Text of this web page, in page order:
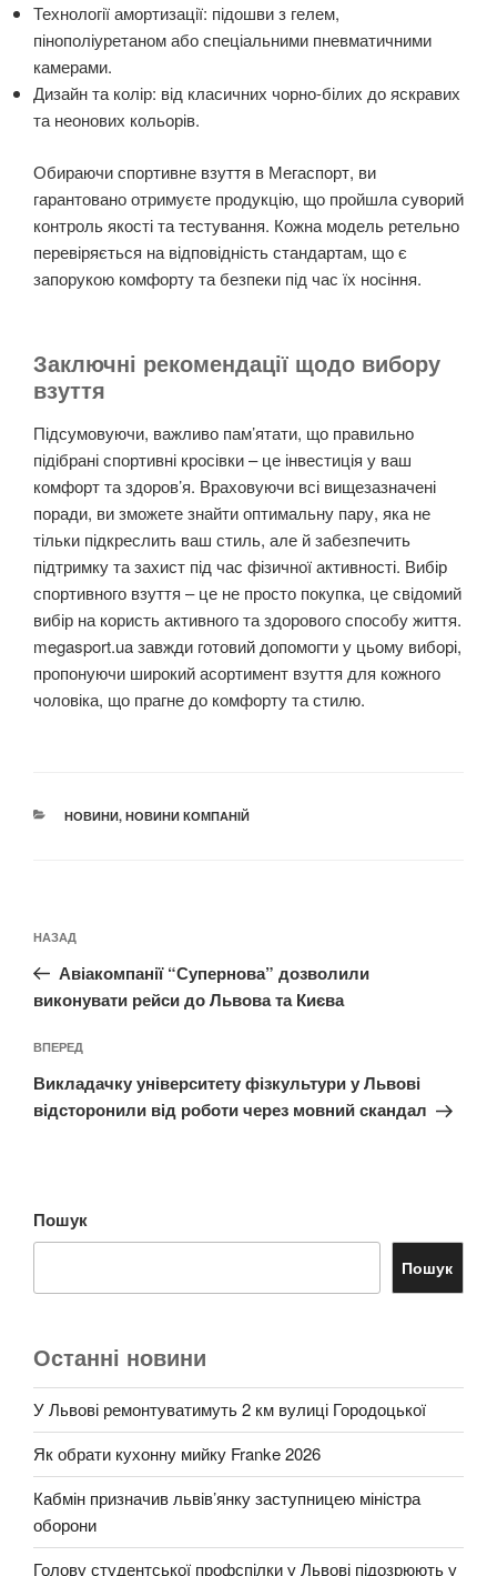
Технології амортизації: підошви з гелем,
пінополіуретаном або спеціальними пневматичними
камерами.
Дизайн та колір: від класичних чорно-білих до яскравих
та неонових кольорів.
Обираючи спортивне взуття в Мегаспорт, ви
гарантовано отримуєте продукцію, що пройшла суворий
контроль якості та тестування. Кожна модель ретельно
перевіряється на відповідність стандартам, що є
запорукою комфорту та безпеки під час їх носіння.
Заключні рекомендації щодо вибору
взуття
Підсумовуючи, важливо пам’ятати, що правильно
підібрані спортивні кросівки – це інвестиція у ваш
комфорт та здоров’я. Враховуючи всі вищезазначені
поради, ви зможете знайти оптимальну пару, яка не
тільки підкреслить ваш стиль, але й забезпечить
підтримку та захист під час фізичної активності. Вибір
спортивного взуття – це не просто покупка, це свідомий
вибір на користь активного та здорового способу життя.
megasport.ua завжди готовий допомогти у цьому виборі,
пропонуючи широкий асортимент взуття для кожного
чоловіка, що прагне до комфорту та стилю.
КАТЕГОРІЇ
НОВИНИ, НОВИНИ КОМПАНІЙ
записів
Попередній
запис:
НАЗАД
Авіакомпанії “Супернова” дозволили
виконувати рейси до Львова та Києва
Наступний
запис
ВПЕРЕД
Викладачку університету фізкультури у Львові
відсторонили від роботи через мовний скандал
Пошук
Пошук
Останні новини
У Львові ремонтуватимуть 2 км вулиці Городоцької
Як обрати кухонну мийку Franke 2026
Кабмін призначив львів’янку заступницею міністра
оборони
Голову студентської профспілки у Львові підозрюють у